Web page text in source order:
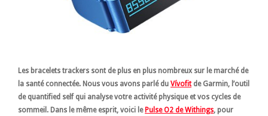
Les bracelets trackers sont de plus en plus nombreux sur le marché de
la santé connectée. Nous vous avons parlé du Vívofitde Garmin, l’outil
de quantified self qui analyse votre activité physique et vos cycles de
sommeil. Dans le même esprit, voici le Pulse O2 de Withings, pour